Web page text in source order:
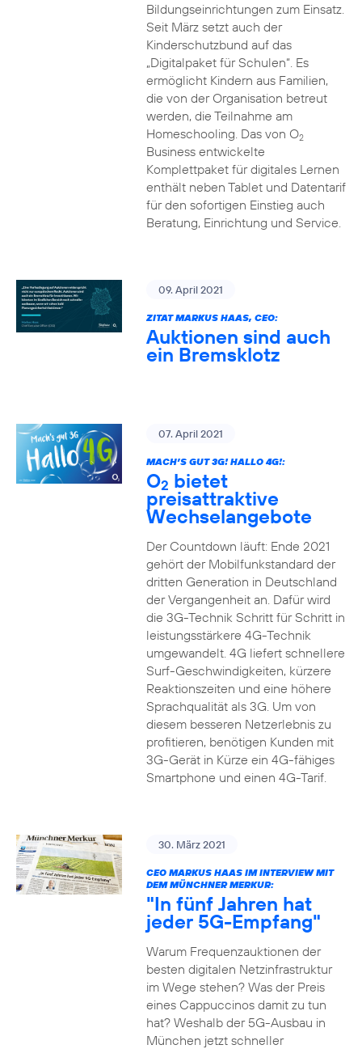
Bildungseinrichtungen zum Einsatz.
Seit März setzt auch der
Kinderschutzbund auf das
„Digitalpaket für Schulen“. Es
ermöglicht Kindern aus Familien,
die von der Organisation betreut
werden, die Teilnahme am
Homeschooling. Das von O2
Business entwickelte
Komplettpaket für digitales Lernen
enthält neben Tablet und Datentarif
für den sofortigen Einstieg auch
Beratung, Einrichtung und Service.
09. April 2021
ZITAT MARKUS HAAS, CEO:
Auktionen sind auch
ein Bremsklotz
07. April 2021
MACH’S GUT 3G! HALLO 4G!:
O2 bietet
preisattraktive
Wechselangebote
Der Countdown läuft: Ende 2021
gehört der Mobilfunkstandard der
dritten Generation in Deutschland
der Vergangenheit an. Dafür wird
die 3G-Technik Schritt für Schritt in
leistungsstärkere 4G-Technik
umgewandelt. 4G liefert schnellere
Surf-Geschwindigkeiten, kürzere
Reaktionszeiten und eine höhere
Sprachqualität als 3G. Um von
diesem besseren Netzerlebnis zu
profitieren, benötigen Kunden mit
3G-Gerät in Kürze ein 4G-fähiges
Smartphone und einen 4G-Tarif.
30. März 2021
CEO MARKUS HAAS IM INTERVIEW MIT
DEM MÜNCHNER MERKUR:
"In fünf Jahren hat
jeder 5G-Empfang"
Warum Frequenzauktionen der
besten digitalen Netzinfrastruktur
im Wege stehen? Was der Preis
eines Cappuccinos damit zu tun
hat? Weshalb der 5G-Ausbau in
München jetzt schneller